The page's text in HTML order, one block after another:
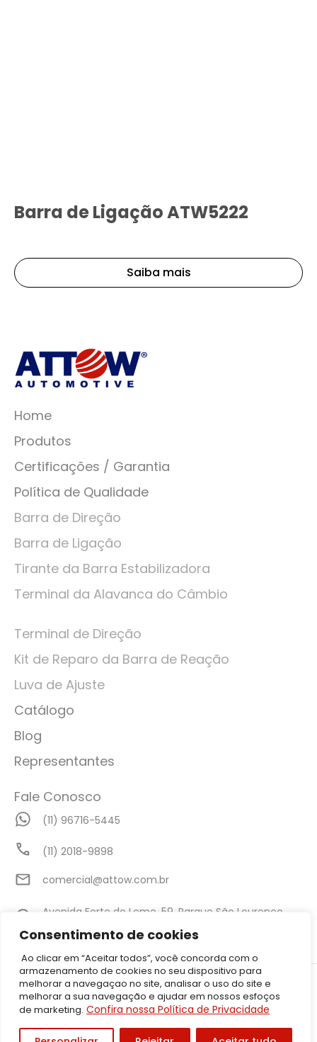
Consentimento de cookies
Ao clicar em “Aceitar todos”, você concorda com o
armazenamento de cookies no seu dispositivo para
melhorar a navegaçao no site, analisar o uso do site e
melhorar a sua navegação e ajudar em nossos esfoços
de marketing. Confira nossa Política de Privacidade
Barra de Ligação ATW5222
Saiba mais
Home
Produtos
Certificações / Garantia
Política de Qualidade
Barra de Direção
Barra de Ligação
Tirante da Barra Estabilizadora
Terminal da Alavanca do Câmbio
Terminal de Direção
Kit de Reparo da Barra de Reação
Luva de Ajuste
Catálogo
Blog
Representantes
Fale Conosco
(11) 96716-5445
(11) 2018-9898
comercial@attow.com.br
Avenida Forte do Leme, 59, Parque São Lourenço,
©2026 Attow – Todos Direitos Reservados | Avenida Forte do Leme,
59, Parque São Lourenço, São Paulo – SP CEP: 08340-010 | CNPJ:
05.001.206/0001-50
Política de Privacidade